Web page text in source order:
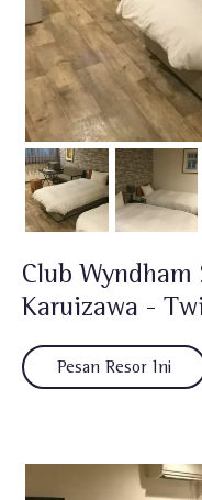
Club Wyndham
Karuizawa -
Pesan Resor Ini